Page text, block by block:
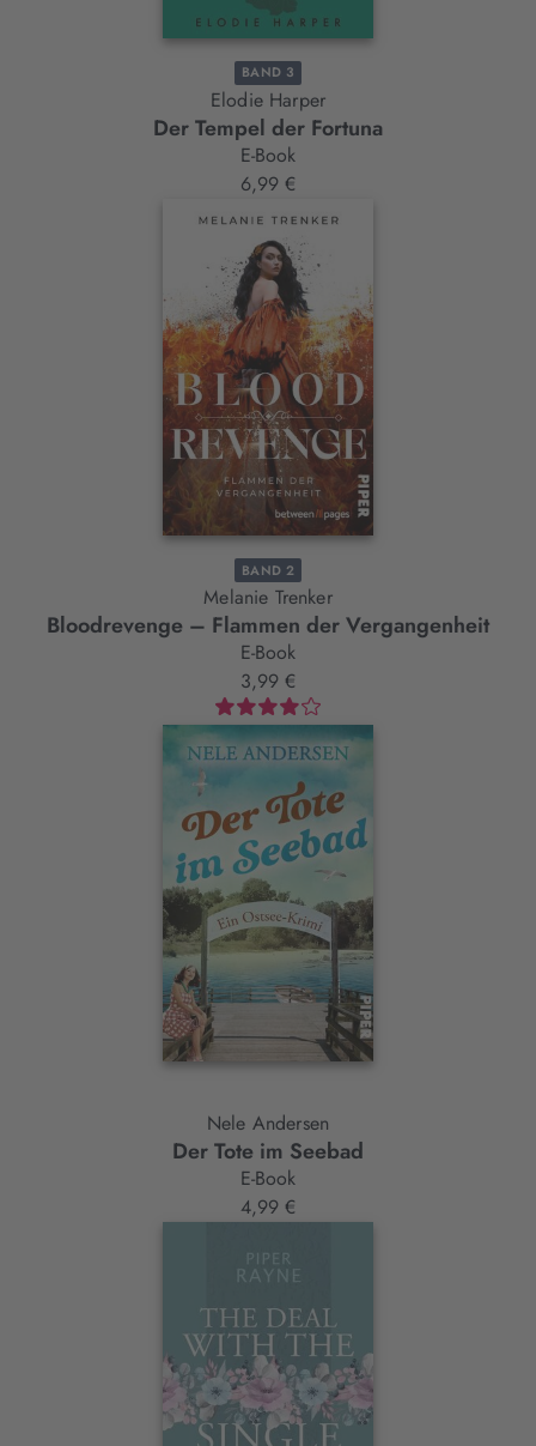
BAND 3
Elodie Harper
Der Tempel der Fortuna
E-Book
6,99 €
BAND 2
Melanie Trenker
Bloodrevenge – Flammen der Vergangenheit
E-Book
3,99 €
Nele Andersen
Der Tote im Seebad
E-Book
4,99 €